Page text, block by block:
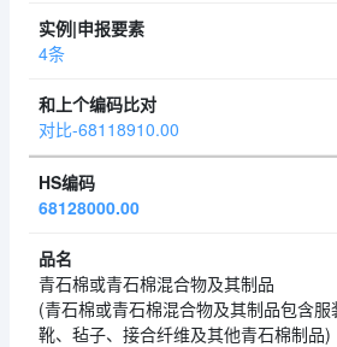
4条
对比-68118910.00
68128000.00
青石棉或青石棉混合物及其制品
(青石棉或青石棉混合物及其制品包含
靴、毡子、接合纤维及其他青石棉制品)